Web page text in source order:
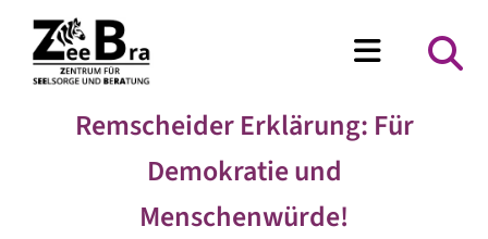
Remscheider Erklärung: Für
Demokratie und
Menschenwürde!